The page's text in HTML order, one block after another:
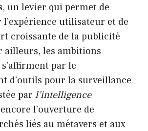
, un levier qui permet de
utilisateur et de
croissante de la publicité
ailleurs, les ambitions
par le
d’outils pour la surveillance
par l’intelligence
l’ouverture de
liés au métavers et aux